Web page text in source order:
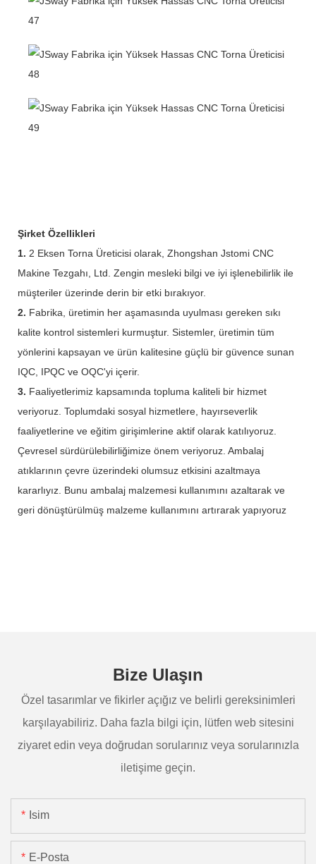
Şirket Özellikleri
1. 2 Eksen Torna Üreticisi olarak, Zhongshan Jstomi CNC
Makine Tezgahı, Ltd. Zengin mesleki bilgi ve iyi işlenebilirlik ile
müşteriler üzerinde derin bir etki bırakıyor.
2. Fabrika, üretimin her aşamasında uyulması gereken sıkı
kalite kontrol sistemleri kurmuştur. Sistemler, üretimin tüm
yönlerini kapsayan ve ürün kalitesine güçlü bir güvence sunan
IQC, IPQC ve OQC'yi içerir.
3. Faaliyetlerimiz kapsamında topluma kaliteli bir hizmet
veriyoruz. Toplumdaki sosyal hizmetlere, hayırseverlik
faaliyetlerine ve eğitim girişimlerine aktif olarak katılıyoruz.
Çevresel sürdürülebilirliğimize önem veriyoruz. Ambalaj
atıklarının çevre üzerindeki olumsuz etkisini azaltmaya
kararlıyız. Bunu ambalaj malzemesi kullanımını azaltarak ve
geri dönüştürülmüş malzeme kullanımını artırarak yapıyoruz
Bize Ulaşın
Özel tasarımlar ve fikirler açığız ve belirli gereksinimleri
karşılayabiliriz. Daha fazla bilgi için, lütfen web sitesini
ziyaret edin veya doğrudan sorularınız veya sorularınızla
iletişime geçin.
Isim
E-Posta